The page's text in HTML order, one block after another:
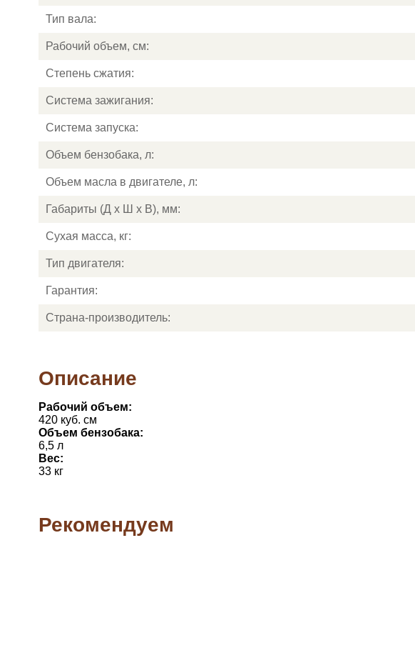
Тип вала:
Рабочий объем, см:
Степень сжатия:
Система зажигания:
Система запуска:
Объем бензобака, л:
Объем масла в двигателе, л:
Габариты (Д x Ш x В), мм:
Сухая масса, кг:
Тип двигателя:
Гарантия:
Страна-производитель:
Описание
Рабочий объем:
420 куб. см
Объем бензобака:
6,5 л
Вес:
33 кг
Рекомендуем